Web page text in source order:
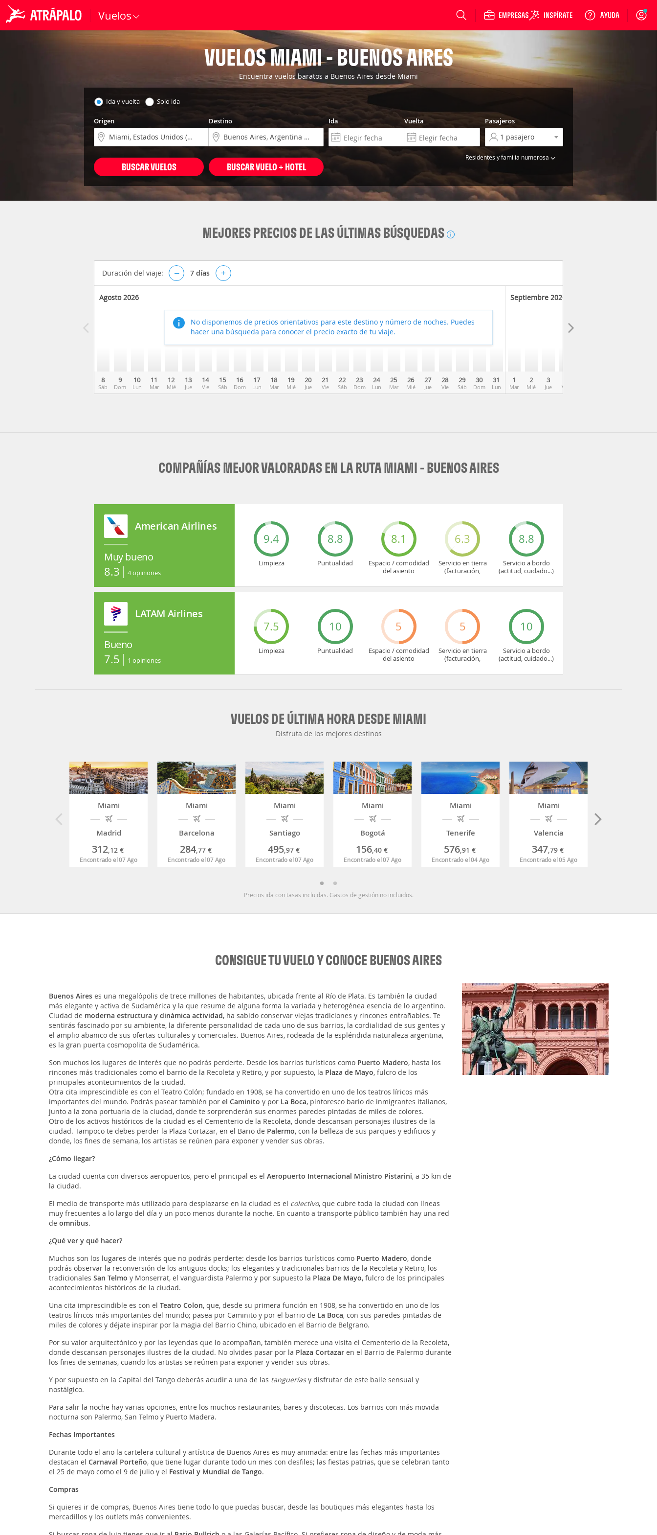
Vuelos Login
VUELOS MIAMI - BUENOS AIRES
Encuentra vuelos baratos a Buenos Aires desde Miami
Ida y vuelta Solo ida
Origen Destino Ida Vuelta Pasajeros
Residentes y familia numerosa
BUSCAR VUELOS BUSCAR VUELO + HOTEL
MEJORES PRECIOS DE LAS ÚLTIMAS BÚSQUEDAS
Duración del viaje: – 7 días +
Agosto 2026
8
Sáb
9
Dom
10
Lun
11
Mar
12
Mié
13
Jue
14
Vie
15
Sáb
16
Dom
17
Lun
18
Mar
19
Mié
20
Jue
21
Vie
22
Sáb
23
Dom
24
Lun
25
Mar
26
Mié
27
Jue
28
Vie
29
Sáb
30
Dom
31
Lun
Septiembre 2026
1
Mar
2
Mié
3
Jue Vie
No disponemos de precios orientativos para este destino y número de noches. Puedes
hacer una búsqueda para conocer el precio exacto de tu viaje.
COMPAÑÍAS MEJOR VALORADAS EN LA RUTA MIAMI - BUENOS AIRES
American Airlines
Muy bueno
8.3 4opiniones
9.4
Limpieza
8.8
Puntualidad
8.1
Espacio / comodidad
del asiento
6.3
Servicio en tierra
(facturación,
8.8
Servicio a bordo
(actitud, cuidado...)
LATAM Airlines
Bueno
7.5 1 opiniones
7.5
Limpieza
10
Puntualidad
5
Espacio / comodidad
del asiento
5
Servicio en tierra
(facturación,
10
Servicio a bordo
(actitud, cuidado...)
VUELOS DE ÚLTIMA HORA DESDE MIAMI
Disfruta de los mejores destinos
Miami
Madrid
312,12 €
Encontrado el 07 Ago
Miami
Barcelona
284,77 €
Encontrado el 07 Ago
Miami
Santiago
495,97 €
Encontrado el 07 Ago
Miami
Bogotá
156,40 €
Encontrado el 07 Ago
Miami
Tenerife
576,91 €
Encontrado el 04 Ago
Miami
Valencia
347,79 €
Encontrado el 05 Ago
Precios ida con tasas incluidas. Gastos de gestión no incluidos.
CONSIGUE TU VUELO Y CONOCE BUENOS AIRES
Buenos Aireses una megalópolis de trece millones de habitantes, ubicada frente al Río de Plata. Es también la ciudad
más elegante y activa de Sudamérica y la que resume de alguna forma la variada y heterogénea esencia de lo argentino.
Ciudad de moderna estructura y dinámica actividad, ha sabido conservar viejas tradiciones y rincones entrañables. Te
sentirás fascinado por su ambiente, la diferente personalidad de cada uno de sus barrios, la cordialidad de sus gentes y
el amplio abanico de sus ofertas culturales y comerciales. Buenos Aires, rodeada de la espléndida naturaleza argentina,
es la gran puerta cosmopolita de Sudamérica.
Son muchos los lugares de interés que no podrás perderte. Desde los barrios turísticos como Puerto Madero, hasta los
rincones más tradicionales como el barrio de la Recoleta y Retiro, y por supuesto, la Plaza de Mayo, fulcro de los
principales acontecimientos de la ciudad.
Otra cita imprescindible es con el Teatro Colón; fundado en 1908, se ha convertido en uno de los teatros líricos más
importantes del mundo. Podrás pasear también por el Caminito y por La Boca, pintoresco bario de inmigrantes italianos,
junto a la zona portuaria de la ciudad, donde te sorprenderán sus enormes paredes pintadas de miles de colores.
Otro de los activos históricos de la ciudad es el Cementerio de la Recoleta, donde descansan personajes ilustres de la
ciudad. Tampoco te debes perder la Plaza Cortazar, en el Bario de Palermo, con la belleza de sus parques y edificios y
donde, los fines de semana, los artistas se reúnen para exponer y vender sus obras.
¿Cómo llegar?
La ciudad cuenta con diversos aeropuertos, pero el principal es el Aeropuerto Internacional Ministro Pistarini, a 35 km de
la ciudad.
El medio de transporte más utilizado para desplazarse en la ciudad es el colectivo, que cubre toda la ciudad con líneas
muy frecuentes a lo largo del día y un poco menos durante la noche. En cuanto a transporte público también hay una red
de omnibus.
¿Qué ver y qué hacer?
Muchos son los lugares de interés que no podrás perderte: desde los barrios turísticos como Puerto Madero, donde
podrás observar la reconversión de los antiguos docks; los elegantes y tradicionales barrios de la Recoleta y Retiro, los
tradicionales San Telmo y Monserrat, el vanguardista Palermo y por supuesto la Plaza De Mayo, fulcro de los principales
acontecimientos históricos de la ciudad.
Una cita imprescindible es con el Teatro Colon, que, desde su primera función en 1908, se ha convertido en uno de los
teatros líricos más importantes del mundo; pasea por Caminito y por el barrio de La Boca, con sus paredes pintadas de
miles de colores y déjate inspirar por la magia del Barrio Chino, ubicado en el Barrio de Belgrano.
Por su valor arquitectónico y por las leyendas que lo acompañan, también merece una visita el Cementerio de la Recoleta,
donde descansan personajes ilustres de la ciudad. No olvides pasar por la Plaza Cortazar en el Barrio de Palermo durante
los fines de semanas, cuando los artistas se reúnen para exponer y vender sus obras.
Y por supuesto en la Capital del Tango deberás acudir a una de las tangueríasy disfrutar de este baile sensual y
nostálgico.
Para salir la noche hay varias opciones, entre los muchos restaurantes, bares y discotecas. Los barrios con más movida
nocturna son Palermo, San Telmo y Puerto Madera.
Fechas Importantes
Durante todo el año la cartelera cultural y artística de Buenos Aires es muy animada: entre las fechas más importantes
destacan el Carnaval Porteño, que tiene lugar durante todo un mes con desfiles; las fiestas patrias, que se celebran tanto
el 25 de mayo como el 9 de julio y el Festival y Mundial de Tango.
Compras
Si quieres ir de compras, Buenos Aires tiene todo lo que puedas buscar, desde las boutiques más elegantes hasta los
mercadillos y los outlets más convenientes.